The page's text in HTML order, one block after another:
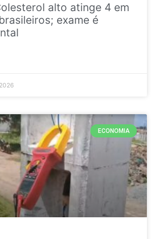
alto atinge 4 em
exame é
ECONOMIA